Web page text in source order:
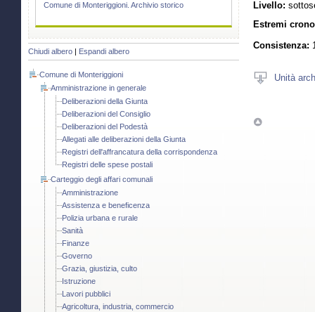
Comune di Monteriggioni. Archivio storico
Chiudi albero Espandi albero
Comune di Monteriggioni
Amministrazione in generale
Deliberazioni della Giunta
Deliberazioni del Consiglio
Deliberazioni del Podestà
Allegati alle deliberazioni della Giunta
Registri dell'affrancatura della corrispondenza
Registri delle spese postali
Carteggio degli affari comunali
Amministrazione
Assistenza e beneficenza
Polizia urbana e rurale
Sanità
Finanze
Governo
Grazia, giustizia, culto
Istruzione
Lavori pubblici
Agricoltura, industria, commercio
Livello:
Estremi
Consistenza:
Unità